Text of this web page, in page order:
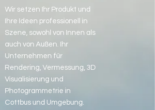
Wir setzen Ihr Produkt und
Ihre Ideen professionell in
Szene, sowohl von Innen als
auch von Außen. Ihr
Unternehmen für
Rendering, Vermessung, 3D
Visualisierung und
Photogrammetrie in
Cottbus und Umgebung.